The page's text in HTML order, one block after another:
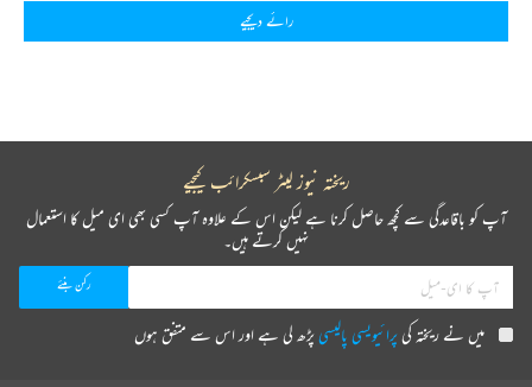
رائے دیجیے
ریختہ نیوز لیٹر سبسکرائب کیجیے
آپ کو باقاعدگی سے کچھ حاصل کرنا ہے لیکن اس کے علاوہ آپ کسی بھی ای میل کا استعمال
نہیں کرتے ہیں۔
میں نے ریختہ کیپرائیویسی پالیسیپڑھ لی ہے اور اس سے متفق ہوں